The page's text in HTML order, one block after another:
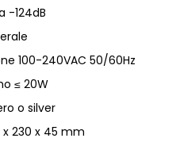
-124dB
100-240VAC 50/60Hz
≤ 20W
o silver
x 230 x 45 mm